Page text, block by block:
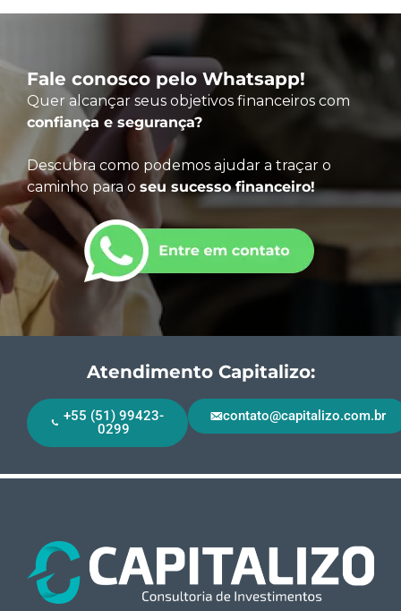
Fale conosco pelo Whatsapp!
Quer alcançar seus objetivos financeiros com
confiança e segurança?
Descubra como podemos ajudar a traçar o
caminho para o seu sucesso financeiro!
Atendimento Capitalizo:
+55 (51) 99423-
0299
contato@capitalizo.com.br